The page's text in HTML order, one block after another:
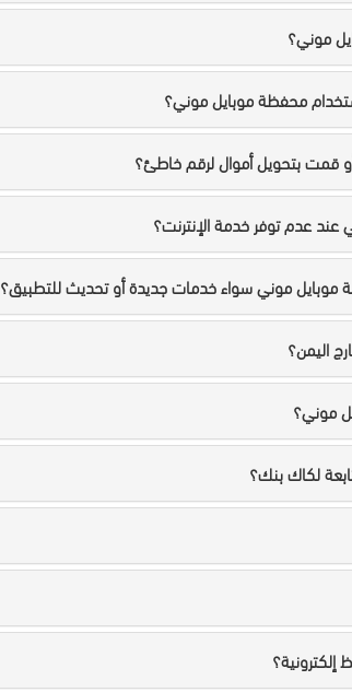
موني؟
محفظة موبايل موني؟
قمت بتحويل أموال لرقم خاطئ؟
عدم توفر خدمة الإنترنت؟
موني سواء خدمات جديدة أو تحديث للتطبيق؟
اليمن؟
موني؟
لكاك بنك؟